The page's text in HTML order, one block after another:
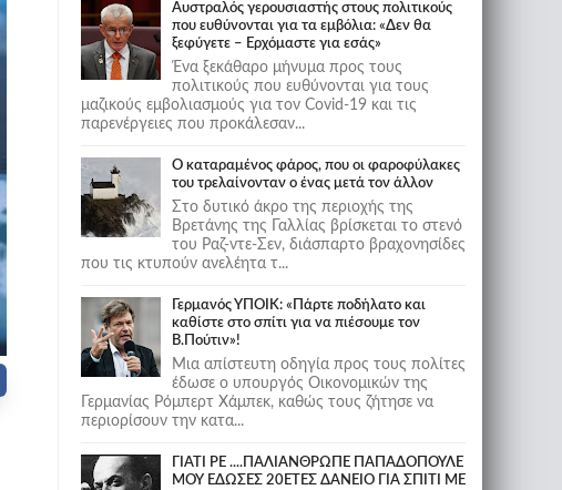
Αυστραλός γερουσιαστής στους πολιτικούς
που ευθύνονται για τα εμβόλια: «Δεν θα
ξεφύγετε – Ερχόμαστε για εσάς»
Ένα ξεκάθαρο μήνυμα προς τους
πολιτικούς που ευθύνονται για τους
μαζικούς εμβολιασμούς για τον Covid-19 και τις
παρενέργειες που προκάλεσαν...
Ο καταραμένος φάρος, που οι φαροφύλακες
του τρελαίνονταν ο ένας μετά τον άλλον
Στο δυτικό άκρο της περιοχής της
Βρετάνης της Γαλλίας βρίσκεται το στενό
του Ραζ-ντε-Σεν, διάσπαρτο βραχονησίδες
που τις κτυπούν ανελέητα τ...
Γερμανός ΥΠΟΙΚ: «Πάρτε ποδήλατο και
καθίστε στο σπίτι για να πιέσουμε τον
Β.Πούτιν»!
Μια απίστευτη οδηγία προς τους πολίτες
έδωσε ο υπουργός Οικονομικών της
Γερμανίας Ρόμπερτ Χάμπεκ, καθώς τους ζήτησε να
περιορίσουν την κατα...
ΓΙΑΤΙ ΡΕ ....ΠΑΛΙΑΝΘΡΩΠΕ ΠΑΠΑΔΟΠΟΥΛΕ
ΜΟΥ ΕΔΩΣΕΣ 20ΕΤΕΣ ΔΑΝΕΙΟ ΓΙΑ ΣΠΙΤΙ ΜΕ